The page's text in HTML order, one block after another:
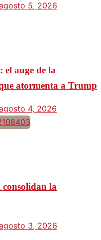
5, 2026
el auge de la
atormenta a Trump
4, 2026
la
3, 2026